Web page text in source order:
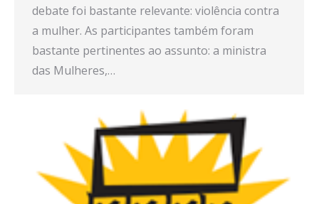
debate foi bastante relevante: violência contra
a mulher. As participantes também foram
bastante pertinentes ao assunto: a ministra
das Mulheres,…